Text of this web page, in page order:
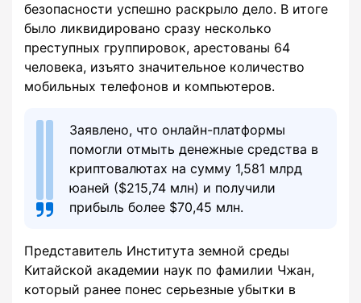
безопасности успешно раскрыло дело. В итоге
было ликвидировано сразу несколько
преступных группировок, арестованы 64
человека, изъято значительное количество
мобильных телефонов и компьютеров.
Заявлено, что онлайн-платформы
помогли отмыть денежные средства в
криптовалютах на сумму 1,581 млрд
юаней ($215,74 млн) и получили
прибыль более $70,45 млн.
Представитель Института земной среды
Китайской академии наук по фамилии Чжан,
который ранее понес серьезные убытки в